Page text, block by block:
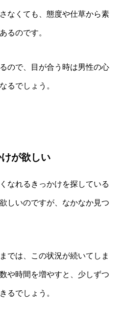
なくても、態度や仕草から素
るのです。
ので、目が合う時は男性の心
るでしょう。
が欲しい
なれるきっかけを探している
しいのですが、なかなか見つ
では、この状況が続いてしま
や時間を増やすと、少しずつ
るでしょう。